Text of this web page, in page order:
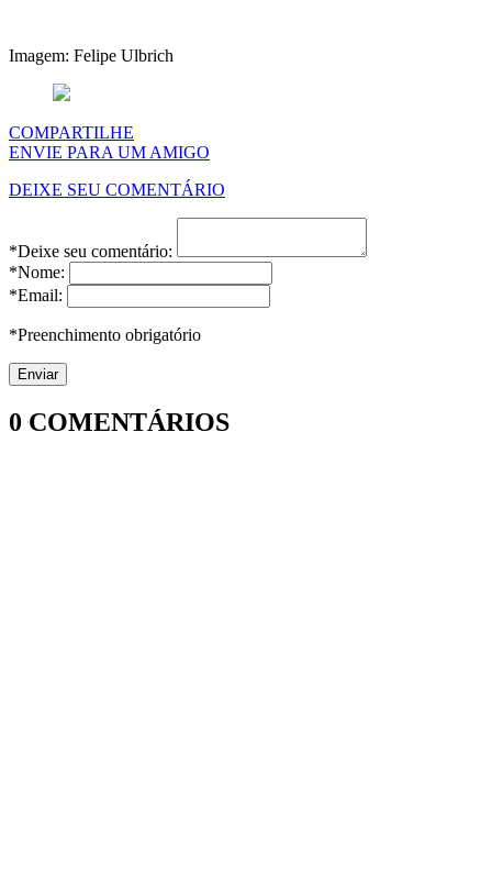
Imagem: Felipe Ulbrich
COMPARTILHE
ENVIE PARA UM AMIGO
DEIXE SEU COMENTÁRIO
*Deixe seu comentário:
*Nome:
*Email:
*Preenchimento obrigatório
0 COMENTÁRIOS